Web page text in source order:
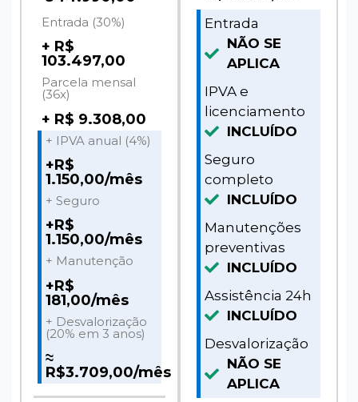
Entrada (30%)
+ R$
103.497,00
Parcela mensal
(36x)
+ R$ 9.308,00
+ IPVA anual (4%)
+R$
1.150,00/mês
+ Seguro
+R$
1.150,00/mês
+ Manutenção
+R$
181,00/mês
+ Desvalorização
(20% em 3 anos)
≈
R$3.709,00/mês
Entrada
NÃO SE
APLICA
IPVA e
licenciamento
INCLUÍDO
Seguro
completo
INCLUÍDO
Manutenções
preventivas
INCLUÍDO
Assistência 24h
INCLUÍDO
Desvalorização
NÃO SE
APLICA